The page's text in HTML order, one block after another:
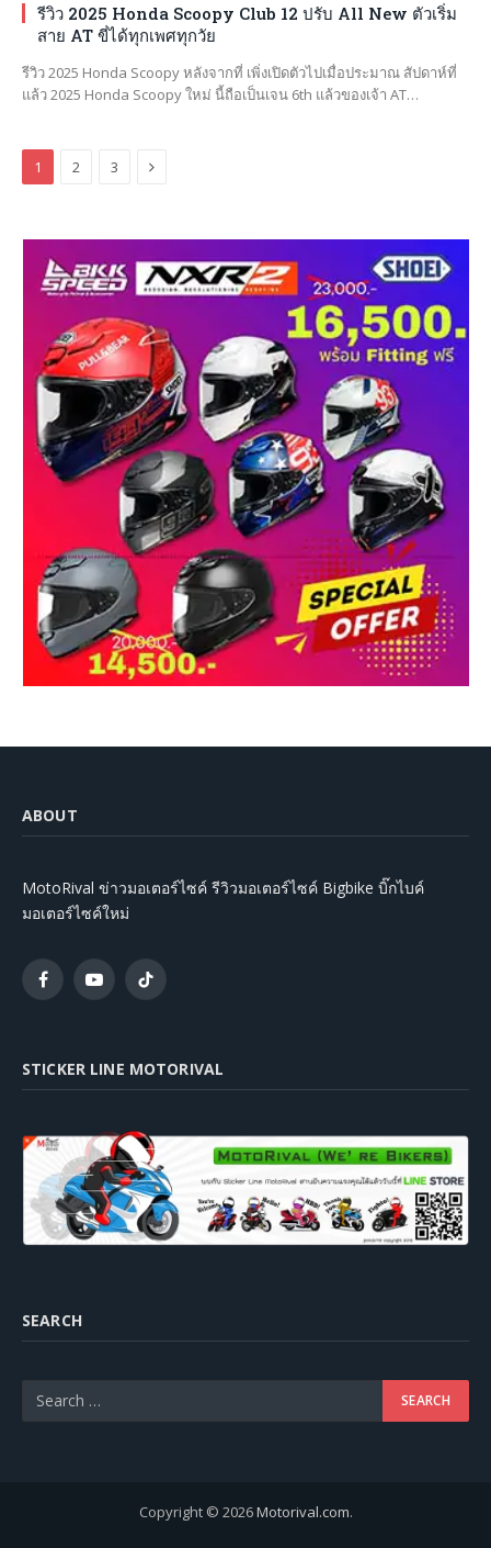
รีวิว 2025 Honda Scoopy Club 12 ปรับ All New ตัวเริ่ม
สาย AT ขี่ได้ทุกเพศทุกวัย
รีวิว 2025 Honda Scoopy หลังจากที่ เพิ่งเปิดตัวไปเมื่อประมาณ สัปดาห์ที่
แล้ว 2025 Honda Scoopy ใหม่ นี้ถือเป็นเจน 6th แล้วของเจ้า AT…
1 2 3 Next
ABOUT
MotoRival ข่าวมอเตอร์ไซค์ รีวิวมอเตอร์ไซค์ Bigbike บิ๊กไบค์
มอเตอร์ไซค์ใหม่
FacebookYouTubeTikTok
STICKER LINE MOTORIVAL
SEARCH
Copyright © 2026Motorival.com.